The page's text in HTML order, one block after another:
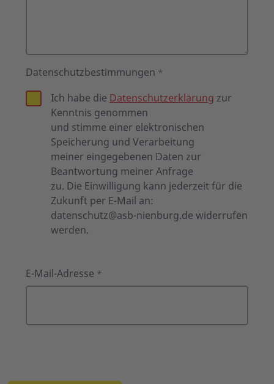
Datenschutzbestimmungen *
Ich habe die Datenschutzerklärung zur
Kenntnis genommen
und stimme einer elektronischen
Speicherung und Verarbeitung
meiner eingegebenen Daten zur
Beantwortung meiner Anfrage
zu. Die Einwilligung kann jederzeit für die
Zukunft per E-Mail an:
datenschutz@asb-nienburg.de widerrufen
werden.
E-Mail-Adresse *